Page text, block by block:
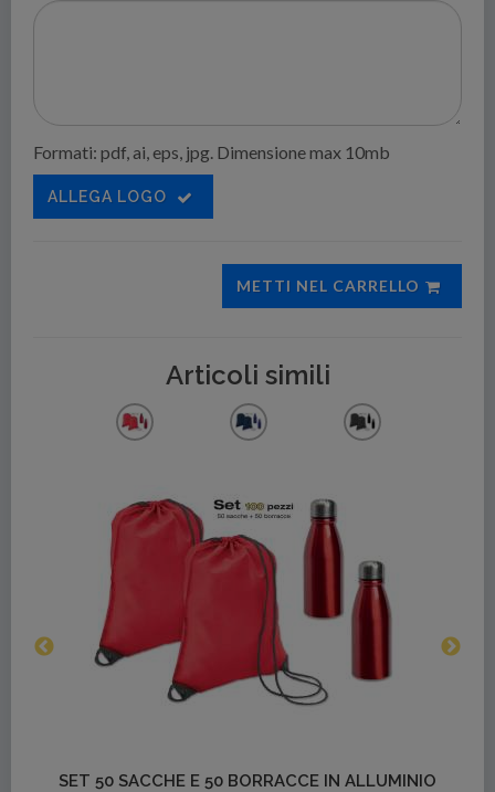
Formati: pdf, ai, eps, jpg. Dimensione max 10mb
ALLEGA LOGO
METTI NEL CARRELLO
Articoli simili
Dettagli
SET 50 SACCHE E 50 BORRACCE IN ALLUMINIO